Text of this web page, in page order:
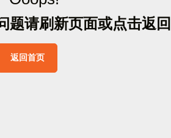
题请刷新页面或点击返 回
返回首页